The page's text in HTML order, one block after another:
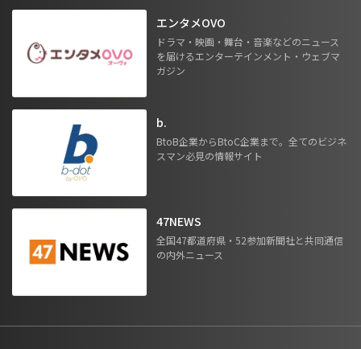
エンタメOVO
ドラマ・映画・舞台・音楽などのニュース
を届けるエンターテインメント・ウェブマ
ガジン
b.
BtoB企業からBtoC企業まで。全てのビジネ
スマン必見の情報サイト
47NEWS
全国47都道府県・52参加新聞社と共同通信
の内外ニュース